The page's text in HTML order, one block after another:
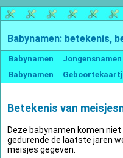
Babynamen: betekenis,
Babynamen Jongensnamen
Babynamen
Betekenis van
Deze babynamen komen
gedurende de laatste jaren
meisjes gegeven.